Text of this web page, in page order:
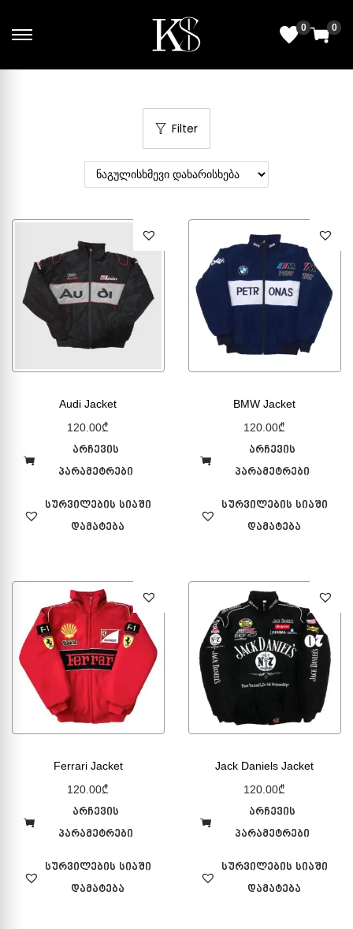
0 0
Filter
Audi Jacket
120.00₾
არჩევის
პარამეტრები
სურვილების სიაში
დამატება
BMW Jacket
120.00₾
არჩევის
პარამეტრები
სურვილების სიაში
დამატება
Ferrari Jacket
120.00₾
არჩევის
პარამეტრები
სურვილების სიაში
დამატება
Jack Daniels Jacket
120.00₾
არჩევის
პარამეტრები
სურვილების სიაში
დამატება